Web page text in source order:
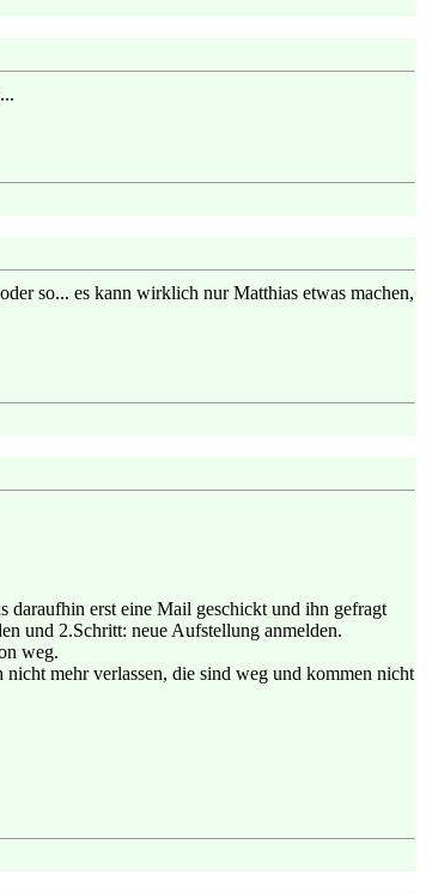
so... es kann wirklich nur Matthias etwas machen,
daraufhin erst eine Mail geschickt und ihn gefragt
und 2.Schritt: neue Aufstellung anmelden.
weg.
mehr verlassen, die sind weg und kommen nicht